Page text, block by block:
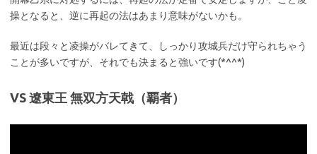
操となると、逆に再起の法はあまり意味がないかも。
最近は段々と凌操がバレてきて、しっかり攻城兵だけ守られちゃう
ことが多いですが、それでも決まると強いです(*^^*)
VS 遼東王 無双方天戟（覇者）